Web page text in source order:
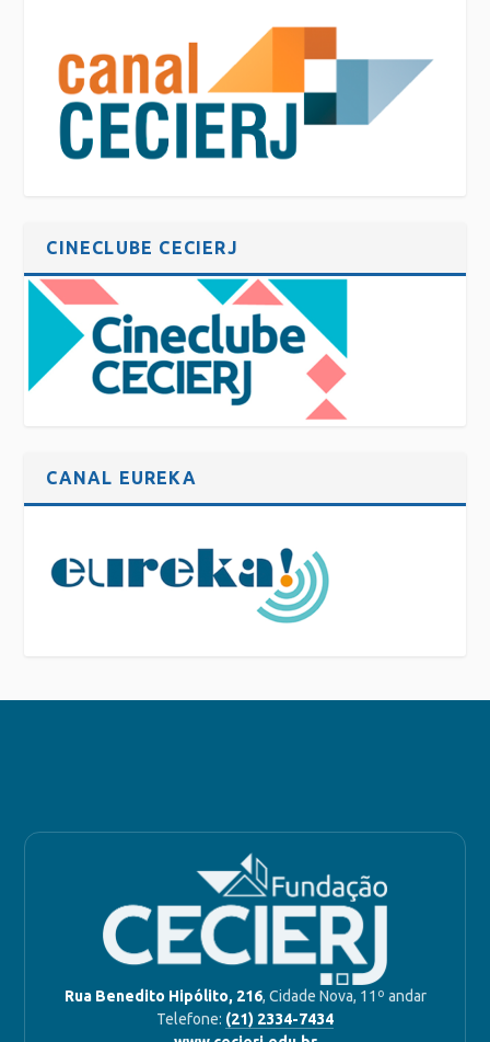
CINECLUBE CECIERJ
CANAL EUREKA
Rua Benedito Hipólito, 216, Cidade Nova, 11º andar
Telefone: (21) 2334-7434